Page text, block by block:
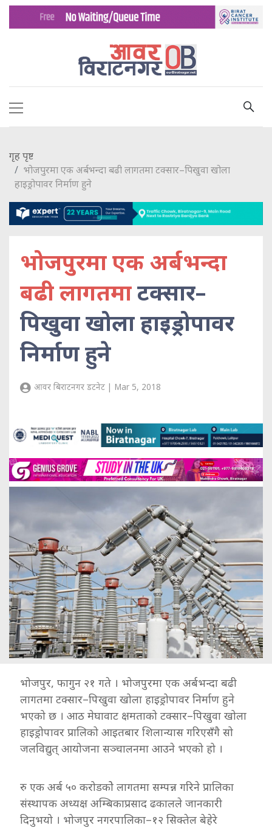
गृह पृष्ट
भोजपुरमा एक अर्बभन्दा बढी लागतमा टक्सार–पिखुवा खोला
हाइड्रोपावर निर्माण हुने
भोजपुरमा एक अर्बभन्दा
बढी लागतमाटक्सार–
पिखुवा खोला हाइड्रोपावर
निर्माण हुने
आवर बिराटनगर डटनेट | Mar 5, 2018
भोजपुर, फागुन २१ गते । भोजपुरमा एक अर्बभन्दा बढी
लागतमा टक्सार–पिखुवा खोला हाइड्रोपावर निर्माण हुने
भएको छ । आठ मेघावाट क्षमताको टक्सार–पिखुवा खोला
हाइड्रोपावर प्रालिको आइतबार शिलान्यास गरिएसँगै सो
जलविद्युत् आयोजना सञ्चालनमा आउने भएको हो ।
रु एक अर्ब ५० करोडकोे लागतमा सम्पन्न गरिने प्रालिका
संस्थापक अध्यक्ष अम्बिकाप्रसाद ढकालले जानकारी
दिनुभयो । भोजपुर नगरपालिका–१२ सिक्तेल बेहेरे